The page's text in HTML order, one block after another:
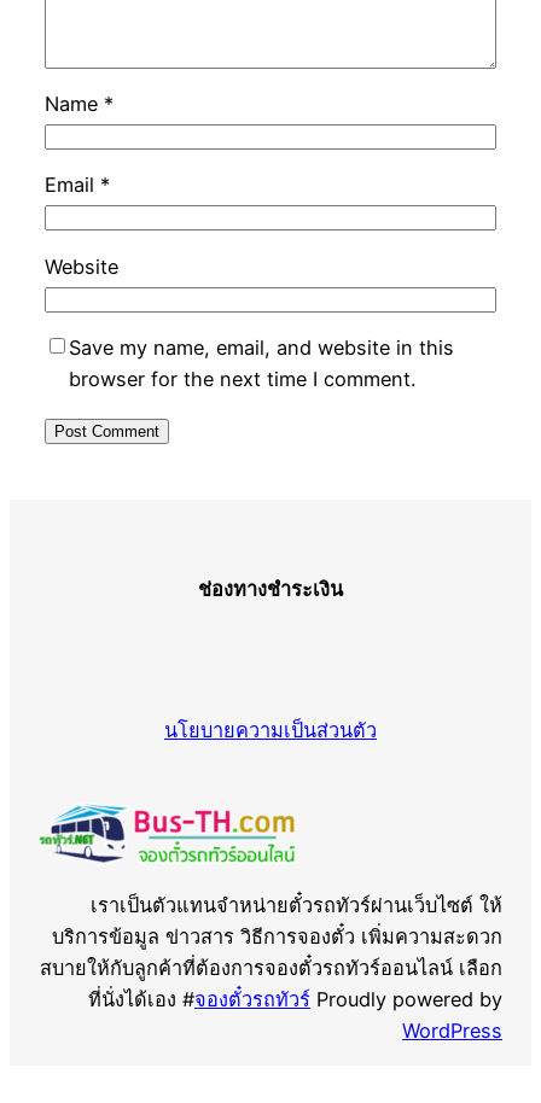
Name *
Email *
Website
Save my name, email, and website in this
browser for the next time I comment.
ช่องทางชำระเงิน
นโยบายความเป็นส่วนตัว
เราเป็นตัวแทนจำหน่ายตั๋วรถทัวร์ผ่านเว็บไซต์ ให้
บริการข้อมูล ข่าวสาร วิธีการจองตั๋ว เพิ่มความสะดวก
สบายให้กับลูกค้าที่ต้องการจองตั๋วรถทัวร์ออนไลน์ เลือก
ที่นั่งได้เอง #จองตั๋วรถทัวร์ Proudly powered by
WordPress